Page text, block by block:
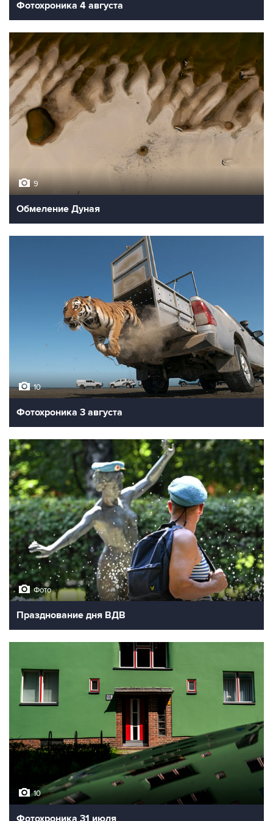
Фотохроника 4 августа
9
Обмеление Дуная
10
Фотохроника 3 августа
Фото
Празднование дня ВДВ
10